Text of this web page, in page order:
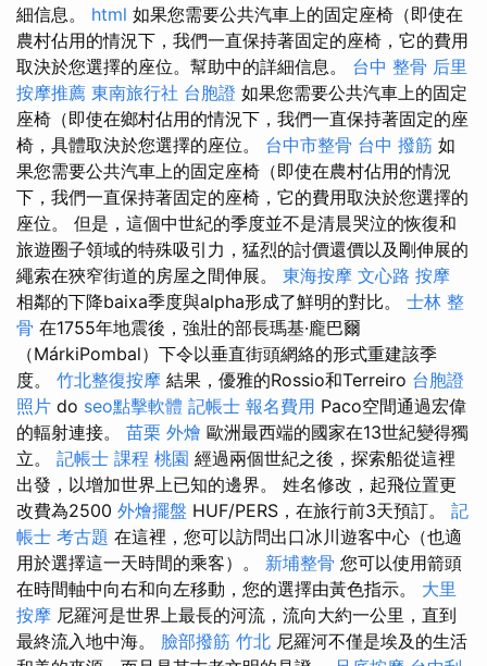
細信息。 html 如果您需要公共汽車上的固定座椅（即使在
農村佔用的情況下，我們一直保持著固定的座椅，它的費用
取決於您選擇的座位。幫助中的詳細信息。 台中 整骨 后里
按摩推薦 東南旅行社 台胞證 如果您需要公共汽車上的固定
座椅（即使在鄉村佔用的情況下，我們一直保持著固定的座
椅，具體取決於您選擇的座位。 台中市整骨 台中 撥筋 如
果您需要公共汽車上的固定座椅（即使在農村佔用的情況
下，我們一直保持著固定的座椅，它的費用取決於您選擇的
座位。 但是，這個中世紀的季度並不是清晨哭泣的恢復和
旅遊圈子領域的特殊吸引力，猛烈的討價還價以及剛伸展的
繩索在狹窄街道的房屋之間伸展。 東海按摩 文心路 按摩
相鄰的下降baixa季度與alpha形成了鮮明的對比。 士林 整
骨 在1755年地震後，強壯的部長瑪基·龐巴爾
（MárkiPombal）下令以垂直街頭網絡的形式重建該季
度。 竹北整復按摩 結果，優雅的Rossio和Terreiro 台胞證
照片 do seo點擊軟體 記帳士 報名費用 Paco空間通過宏偉
的輻射連接。 苗栗 外燴 歐洲最西端的國家在13世紀變得獨
立。 記帳士 課程 桃園 經過兩個世紀之後，探索船從這裡
出發，以增加世界上已知的邊界。 姓名修改，起飛位置更
改費為2500 外燴擺盤 HUF/PERS，在旅行前3天預訂。 記
帳士 考古題 在這裡，您可以訪問出口冰川遊客中心（也適
用於選擇這一天時間的乘客）。 新埔整骨 您可以使用箭頭
在時間軸中向右和向左移動，您的選擇由黃色指示。 大里
按摩 尼羅河是世界上最長的河流，流向大約一公里，直到
最終流入地中海。 臉部撥筋 竹北 尼羅河不僅是埃及的生活